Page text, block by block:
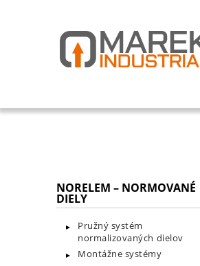
NORELEM – NORMOVANÉ
DIELY
Pružný systém
normalizovaných dielov
Montážne systémy